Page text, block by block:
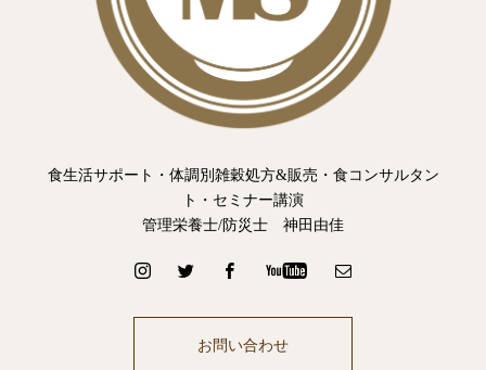
食生活サポート・体調別雑穀処方&販売・食コンサルタン
ト・セミナー講演
管理栄養士/防災士 神田由佳
お問い合わせ